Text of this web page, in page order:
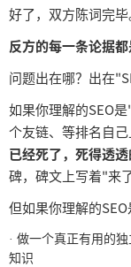
好了，双方陈词完毕
反方的每一条论据
问题出在哪？出在
如果你理解的SEO
个友链、等排名自
已经死了，死得透透
碑，碑文上写着"来
但如果你理解的SEO
· 做一个真正有用的
知识